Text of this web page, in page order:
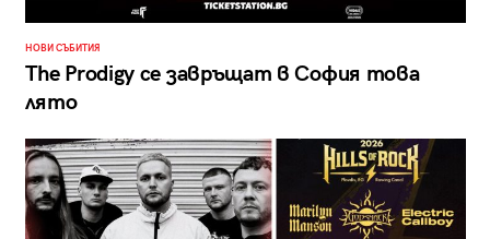
НОВИ СЪБИТИЯ
The Prodigy се завръщат в София това
лято